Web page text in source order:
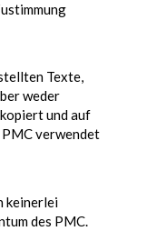
Texte,
weder
und auf
verwendet
keinerlei
des PMC.